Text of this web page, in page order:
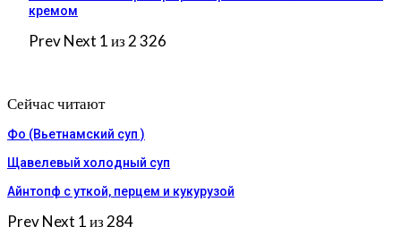
кремом
PrevNext 1 из 2 326
Сейчас читают
Фо (Вьетнамский суп )
Щавелевый холодный суп
Айнтопф с уткой, перцем и кукурузой
PrevNext 1 из 284